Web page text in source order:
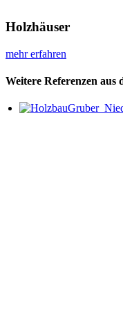
Holzhäuser
mehr erfahren
Weitere Referenzen aus